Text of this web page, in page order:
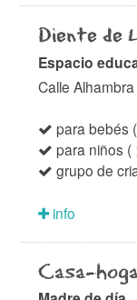
Diente de
Espacio
Calle
para bebés
para niños (
grupo de
info
Casa-